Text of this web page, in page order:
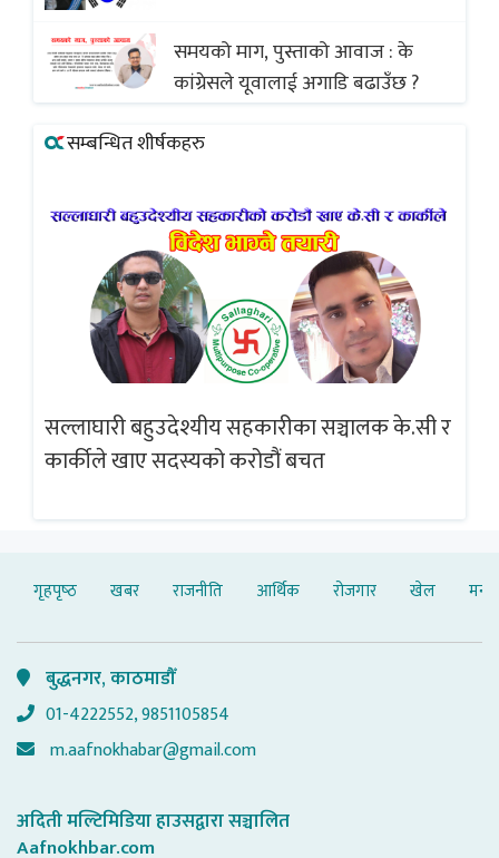
समयको माग, पुस्ताको आवाज : के
कांग्रेसले यूवालाई अगाडि बढाउँछ ?
सम्बन्धित शीर्षकहरु
सल्लाघारी बहुउदेश्यीय सहकारीका सञ्चालक के.सी र
कार्कीले खाए सदस्यको करोडौं बचत
गृहपृष्‍ठ खबर राजनीति आर्थिक रोजगार खेल
बुद्धनगर, काठमाडौँ
01-4222552, 9851105854
m.aafnokhabar@gmail.com
अदिती मल्टिमिडिया हाउसद्वारा सञ्चालित
Aafnokhbar.com